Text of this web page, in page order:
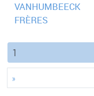
VANHUMBEECK
FRÈRES
1
»